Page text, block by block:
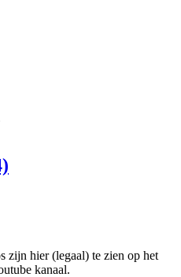
zijn hier (legaal) te zien op het
kanaal.